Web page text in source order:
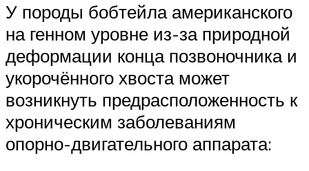
У породы бобтейла американского
на генном уровне из-за природной
деформации конца позвоночника и
укорочённого хвоста может
возникнуть предрасположенность к
хроническим заболеваниям
опорно-двигательного аппарата: